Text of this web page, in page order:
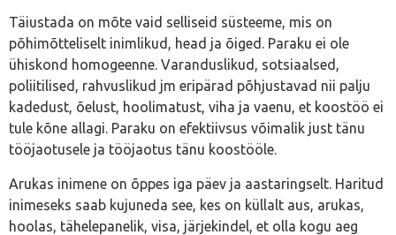
Täiustada on mõte vaid selliseid süsteeme, mis on
põhimõtteliselt inimlikud, head ja õiged. Paraku ei ole
ühiskond homogeenne. Varanduslikud, sotsiaalsed,
poliitilised, rahvuslikud jm eripärad põhjustavad nii palju
kadedust, õelust, hoolimatust, viha ja vaenu, et koostöö ei
tule kõne allagi. Paraku on efektiivsus võimalik just tänu
tööjaotusele ja tööjaotus tänu koostööle.
Arukas inimene on õppes iga päev ja aastaringselt. Haritud
inimeseks saab kujuneda see, kes on küllalt aus, arukas,
hoolas, tähelepanelik, visa, järjekindel, et olla kogu aeg